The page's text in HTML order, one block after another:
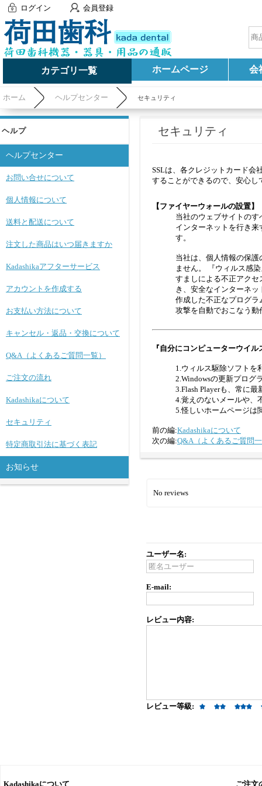
ログイン 会員登録
カテゴリ一覧 ホームページ 会
ホーム ヘルプセンター セキュリティ
ヘルプ
ヘルプセンター
お問い合せについて
個人情報について
送料と配送について
注文した商品はいつ届きますか
Kadashikaアフターサービス
アカウントを作成する
お支払い方法について
キャンセル・返品・交換について
Q&A（よくあるご質問一覧）
ご注文の流れ
Kadashikaについて
セキュリティ
特定商取引法に基づく表記
お知らせ
セキュリティ
SSLは、各クレジットカード会
することができるので、安心
【ファイヤーウォールの設置】
当社のウェブサイトの
インターネットを行き
す。
当社は、個人情報の保
ません。 『ウィルス感
すましによる不正アク
き、安全なインターネ
作成した不正なプログ
攻撃を自動でおこなう動
『自分にコンピューターウイ
1.ウィルス駆除ソフトを
2.Windowsの更新プログ
3.Flash Playerも、常に
4.覚えのないメールや、
5.怪しいホームページは
前の編:Kadashikaについて
次の編:Q&A（よくあるご質問
No reviews
ユーザー名:
E-mail:
レビュー内容:
レビュー等級:
Kadashikaについて ご注文